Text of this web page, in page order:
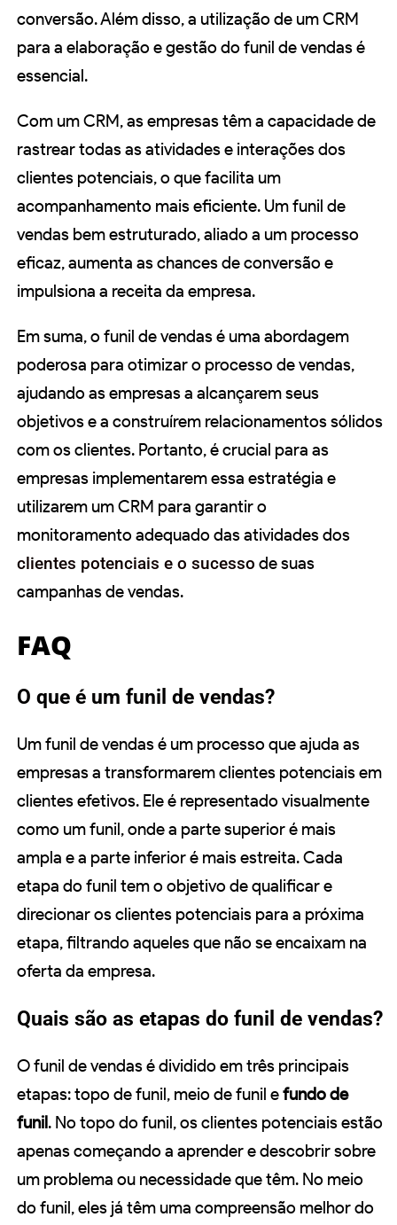
conversão. Além disso, a utilização de um CRM
para a elaboração e gestão do funil de vendas é
essencial.
Com um CRM, as empresas têm a capacidade de
rastrear todas as atividades e interações dos
clientes potenciais, o que facilita um
acompanhamento mais eficiente. Um funil de
vendas bem estruturado, aliado a um processo
eficaz, aumenta as chances de conversão e
impulsiona a receita da empresa.
Em suma, o funil de vendas é uma abordagem
poderosa para otimizar o processo de vendas,
ajudando as empresas a alcançarem seus
objetivos e a construírem relacionamentos sólidos
com os clientes. Portanto, é crucial para as
empresas implementarem essa estratégia e
utilizarem um CRM para garantir o
monitoramento adequado das atividades dos
clientes potenciais e o sucesso de suas
campanhas de vendas.
FAQ
O que é um funil de vendas?
Um funil de vendas é um processo que ajuda as
empresas a transformarem clientes potenciais em
clientes efetivos. Ele é representado visualmente
como um funil, onde a parte superior é mais
ampla e a parte inferior é mais estreita. Cada
etapa do funil tem o objetivo de qualificar e
direcionar os clientes potenciais para a próxima
etapa, filtrando aqueles que não se encaixam na
oferta da empresa.
Quais são as etapas do funil de vendas?
O funil de vendas é dividido em três principais
etapas: topo de funil, meio de funil efundo de
funil. No topo do funil, os clientes potenciais estão
apenas começando a aprender e descobrir sobre
um problema ou necessidade que têm. No meio
do funil, eles já têm uma compreensão melhor do